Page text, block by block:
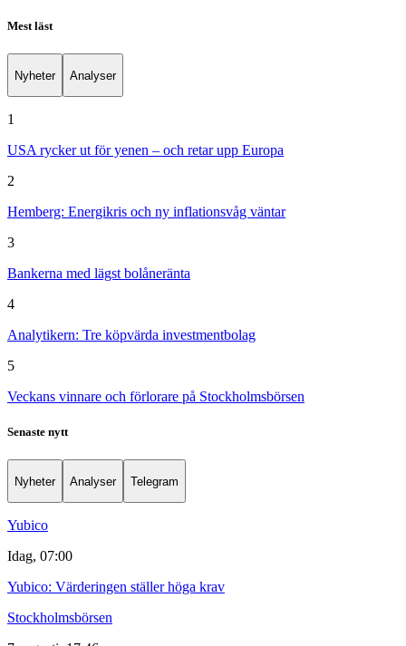
Mest läst
Nyheter Analyser
1
USA rycker ut för yenen – och retar upp Europa
2
Hemberg: Energikris och ny inflationsvåg väntar
3
Bankerna med lägst bolåneränta
4
Analytikern: Tre köpvärda investmentbolag
5
Veckans vinnare och förlorare på Stockholmsbörsen
Senaste nytt
Nyheter Analyser Telegram
Yubico
Idag, 07:00
Yubico: Värderingen ställer höga krav
Stockholmsbörsen